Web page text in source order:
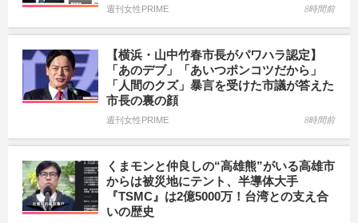
週刊女性PRIME 8時間前
【横浜・山中竹春市長がパワハラ認定】
「あのデブ」「あいつポンコツだから」
「人間のクズ」暴言を受けた市議が答えた
市長の裏の顔
週刊女性PRIME 8時間前
くまモンと仲良しの“高雄熊”がいる高雄市
からは被災地にテント、半導体大手
『TSMC』は2億5000万！台湾との支え合
いの歴史